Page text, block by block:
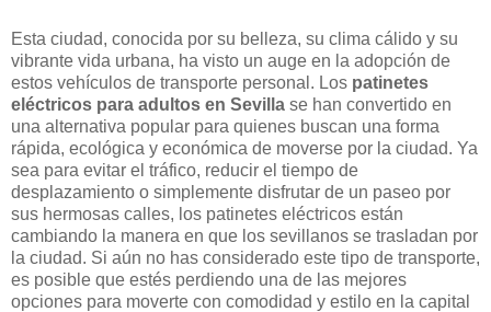
Esta ciudad, conocida por su belleza, su clima cálido y su
vibrante vida urbana, ha visto un auge en la adopción de
estos vehículos de transporte personal. Los patinetes
eléctricos para adultos en Sevilla se han convertido en
una alternativa popular para quienes buscan una forma
rápida, ecológica y económica de moverse por la ciudad. Ya
sea para evitar el tráfico, reducir el tiempo de
desplazamiento o simplemente disfrutar de un paseo por
sus hermosas calles, los patinetes eléctricos están
cambiando la manera en que los sevillanos se trasladan por
la ciudad. Si aún no has considerado este tipo de transporte,
es posible que estés perdiendo una de las mejores
opciones para moverte con comodidad y estilo en la capital